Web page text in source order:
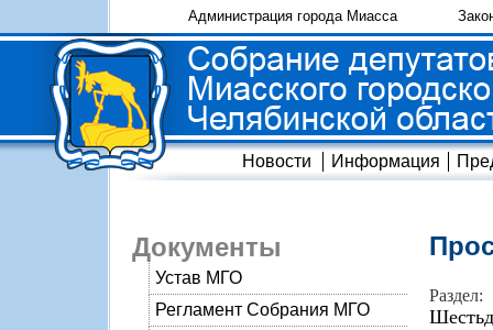
Администрация города Миасса
Новости Информация
Документы
Устав МГО
Регламент Собрания МГО
Раздел: